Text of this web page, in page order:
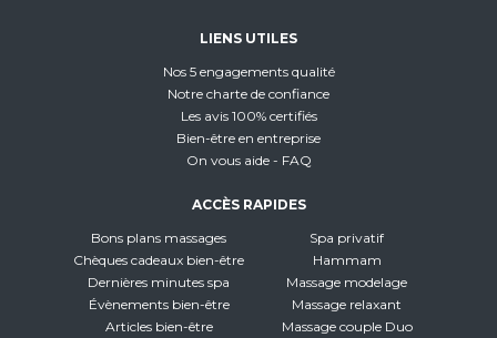
LIENS UTILES
Nos 5 engagements qualité
Notre charte de confiance
Les avis 100% certifiés
Bien-être en entreprise
On vous aide - FAQ
ACCÈS RAPIDES
Bons plans massages
Chèques cadeaux bien-être
Dernières minutes spa
Évènements bien-être
Articles bien-être
Spa privatif
Hammam
Massage modelage
Massage relaxant
Massage couple Duo